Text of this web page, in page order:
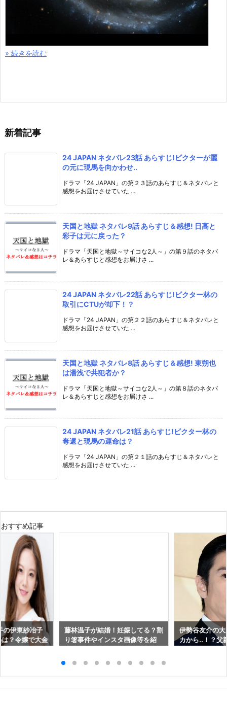
» 続きを読む
新着記事
24 JAPAN ネタバレ23話 あらすじ!ビクターが麗
の元に現馬を向かわせ..
ドラマ「24 JAPAN」の第２３話のあらすじ＆ネタバレと
感想をお届けさせていた ...
天国と地獄 ネタバレ9話 あらすじ＆感想! 日高と
彩子は元に戻った？
ドラマ「天国と地獄～サイコな2人～」の第９話のネタバ
レ＆あらすじと感想をお届けさ ...
24 JAPAN ネタバレ22話 あらすじ!ビクター林の
取引にCTUが却下！？
ドラマ「24 JAPAN」の第２２話のあらすじ＆ネタバレと
感想をお届けさせていた ...
天国と地獄 ネタバレ8話 あらすじ＆感想! 東朔也
は湯浅で共犯者か？
ドラマ「天国と地獄～サイコな2人～」の第８話のネタバ
レ＆あらすじと感想をお届けさ ...
24 JAPAN ネタバレ21話 あらすじ!ビクター林の
奪還と現馬の運命は？
ドラマ「24 JAPAN」の第２１話のあらすじ＆ネタバレと
感想をお届けさせていた ...
おすすめ記事
の伊東紗冶子
？令嬢で大金
藤林温子が結婚！妊娠してる？割
り箸事件やインスタ画像等を紹
伊勢谷友介の
カから..！？父